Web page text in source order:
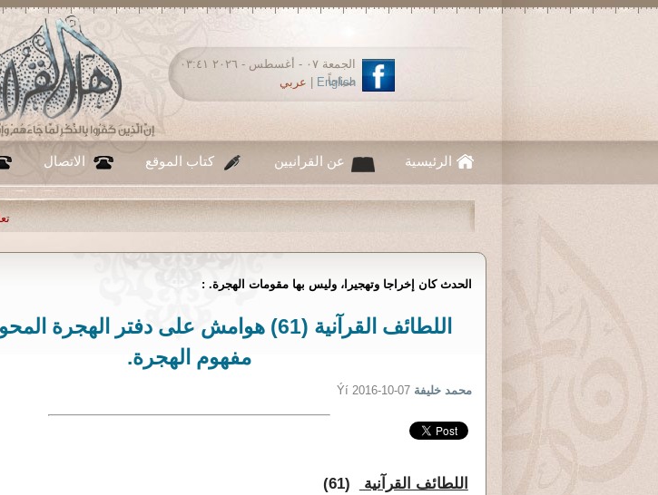
الجمعة ٠٧ - أغسطس - ٢٠٢٦ ٠٣:٤١
صباحاً
English عربي
الرئيسية عن القرانيين كتاب الموقع الاتصال
اللهم اشفي عبدك
الحدث كان إخراجا وتهجيرا، وليس بها مقومات الهجرة. :
اللطائف القرآنية (61) هوامش على دفتر الهجرة
مفهوم الهجرة.
محمد خليفة Ýí 2016-10-07
اللطائف القرآنية (61)